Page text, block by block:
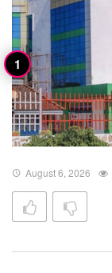
August 6, 2026